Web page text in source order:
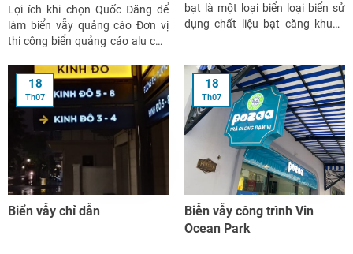
Lợi ích khi chọn Quốc Đăng để
làm biển vẫy quảng cáo Đơn vị
thi công biển quảng cáo alu chữ
TRUNG GIAN nên giá biển quảng
cáo luôn rẻ nhất NHIỀU KINH
NGHIỆM làm biển quảng cáo với
hàng nghìn công trình lớn nhỏ
bạt là một loại biển loại biển sử
dụng chất liệu bạt căng khung
nhu cầu của khách hàng. Biển
thường được làm có chân […]
Biển vẫy chỉ dẫn
18
Th07
Biễn vẫy công trình Vin
Ocean Park
18
Th07